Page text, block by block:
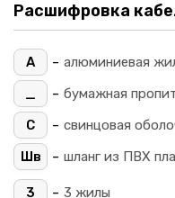
Расшифровка
А - алюминиевая
_
- бумажная
С
- свинцовая
Шв
- шланг из ПВХ
3 - 3 жилы